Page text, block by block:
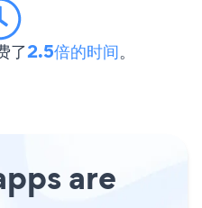
了2.5倍的时间。
are